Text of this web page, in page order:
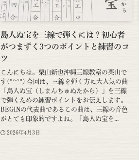
島人ぬ宝を三線で弾くには？初心者
がつまずく3つのポイントと練習のコ
ツ
こんにちは。栗山新也沖縄三線教室の栗山で
す(*^^*) 今回は、三線を弾く方に大人気の曲
「島人ぬ宝（しまんちゅぬたから）」を三線
で弾くための練習ポイントをお伝えします。
BEGINの代表曲であるこの曲は、三線の音色
がとても印象的ですよね。「島人ぬ宝を...
2026年4月3日